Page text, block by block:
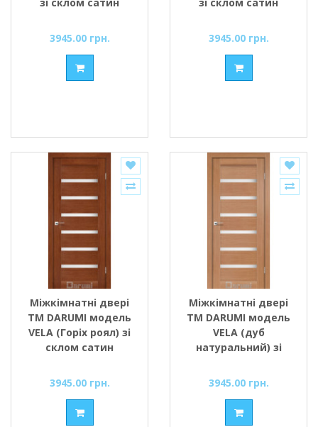
3945.00 грн. 3945.00 грн.
Міжкімнатні двері
ТМ DARUMI модель
VELA (Горіх роял) зі
склом сатин
3945.00 грн.
Міжкімнатні двері
ТМ DARUMI модель
VELA (дуб
натуральний) зі
3945.00 грн.